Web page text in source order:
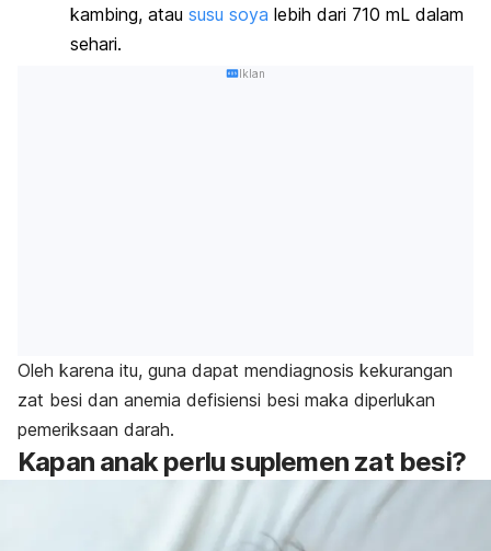
kambing, atau susu soya lebih dari 710 mL dalam
sehari.
Iklan
Oleh karena itu, guna dapat mendiagnosis kekurangan
zat besi dan anemia defisiensi besi maka diperlukan
pemeriksaan darah.
Kapan anak perlu suplemen zat besi?